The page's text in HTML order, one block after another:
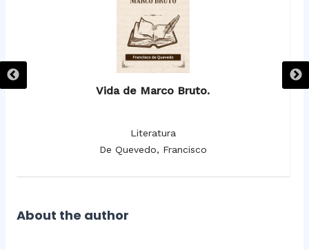
Vida de Marco Bruto.
Literatura
De Quevedo, Francisco
About the author